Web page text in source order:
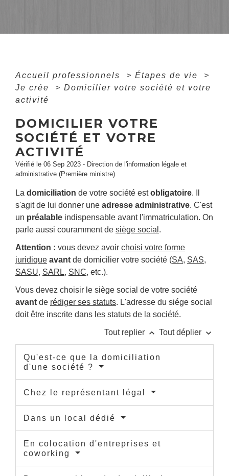
Accueil professionnels > Étapes de vie
>
Je crée
> Domicilier votre société et votre
activité
DOMICILIER VOTRE
SOCIÉTÉ ET VOTRE
ACTIVITÉ
Vérifié le 06 Sep 2023 - Direction de l'information légale et
administrative (Première ministre)
La domiciliation de votre société estobligatoire. Il
s'agit de lui donner une adresse administrative. C'est
un préalable indispensable avant l'immatriculation. On
parle aussi couramment de siège social .
Attention : vous devez avoir choisi votre forme
juridique avant de domicilier votre société (SA, SAS,
SASU, SARL, SNC, etc.).
Vous devez choisir le siège social de votre société
avant de rédiger ses statuts. L'adresse du siége social
doit être inscrite dans les statuts de la société.
Tout replier keyboard_arrow_up Tout déplier keyboard_arrow_down
Qu'est-ce que la domiciliation
d'une société ?
Chez le représentant légal
Dans un local dédié
En colocation d'entreprises et
coworking